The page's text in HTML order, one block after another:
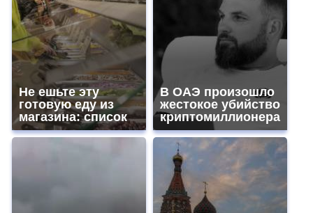
Не ешьте эту
готовую еду из
магазина: список
В ОАЭ произошло
жестокое убийство
криптомиллионера